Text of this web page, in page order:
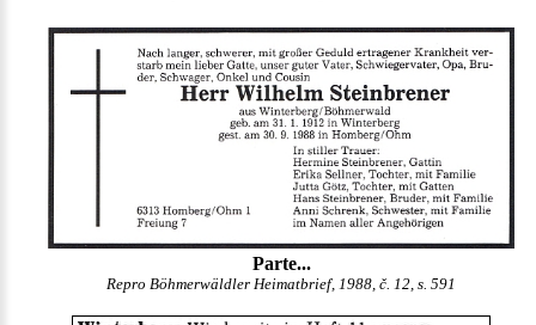
Parte...
Repro Böhmerwäldler Heimatbrief, 1988, č. 12, s. 591